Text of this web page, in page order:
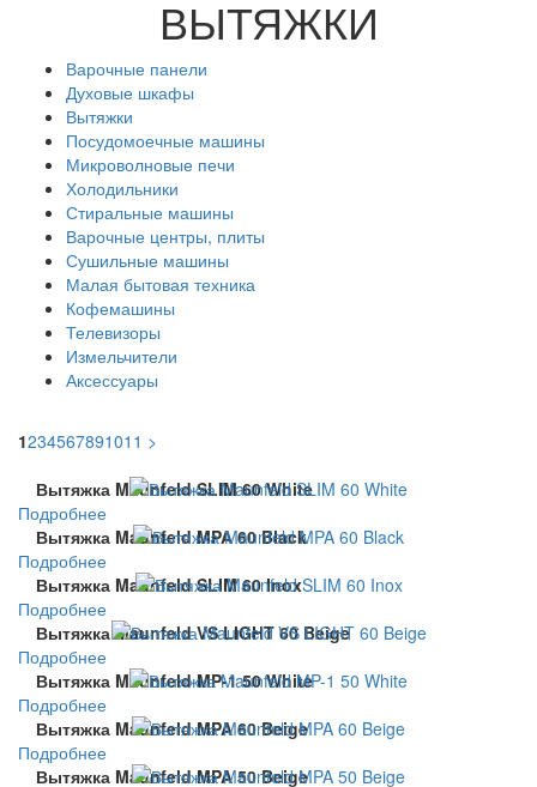
ВЫТЯЖКИ
Варочные панели
Духовые шкафы
Вытяжки
Посудомоечные машины
Микроволновые печи
Холодильники
Стиральные машины
Варочные центры, плиты
Сушильные машины
Малая бытовая техника
Кофемашины
Телевизоры
Измельчители
Аксессуары
1234567891011 >
Вытяжка Maunfeld SLIM 60 White
Подробнее
Вытяжка Maunfeld MPA 60 Black
Подробнее
Вытяжка Maunfeld SLIM 60 Inox
Подробнее
Вытяжка Maunfeld VS LIGHT 60 Beige
Подробнее
Вытяжка Maunfeld MP-1 50 White
Подробнее
Вытяжка Maunfeld MPA 60 Beige
Подробнее
Вытяжка Maunfeld MPA 50 Beige